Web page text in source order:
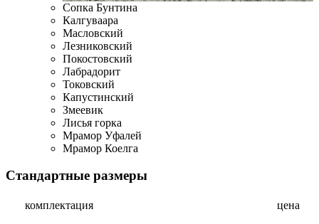
Сопка Бунтина
Калгуваара
Масловский
Лезниковский
Покостовский
Лабрадорит
Токовский
Капустинский
Змеевик
Лисья горка
Мрамор Уфалей
Мрамор Коелга
Стандартные размеры
комплектация цена